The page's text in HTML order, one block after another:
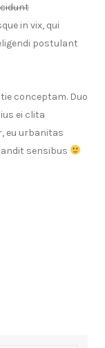
in vix, qui
postulant
conceptam. Duo
ei clita
eu urbanitas
sensibus